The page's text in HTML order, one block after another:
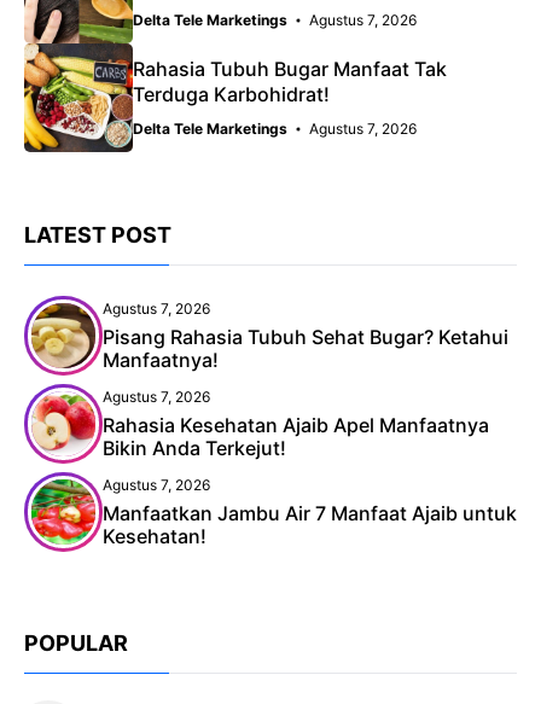
Delta Tele Marketings Agustus 7, 2026
Rahasia Tubuh Bugar Manfaat Tak
Terduga Karbohidrat!
Delta Tele Marketings Agustus 7, 2026
LATEST POST
Agustus 7, 2026
Pisang Rahasia Tubuh Sehat Bugar? Ketahui
Manfaatnya!
Agustus 7, 2026
Rahasia Kesehatan Ajaib Apel Manfaatnya
Bikin Anda Terkejut!
Agustus 7, 2026
Manfaatkan Jambu Air 7 Manfaat Ajaib untuk
Kesehatan!
POPULAR